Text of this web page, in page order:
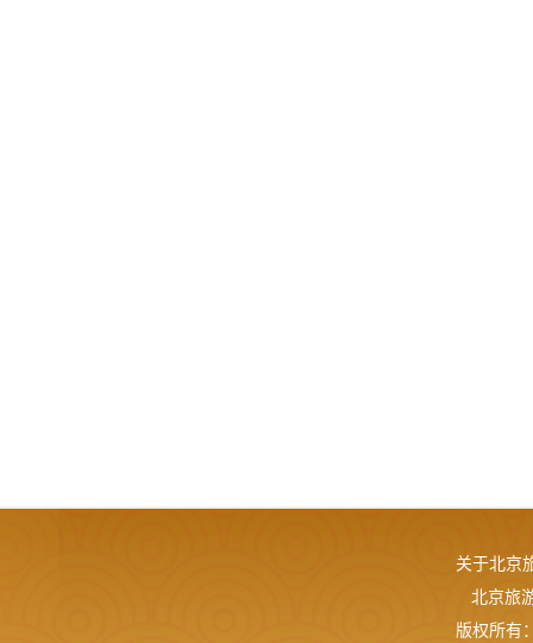
关于北京
北京旅
版权所有